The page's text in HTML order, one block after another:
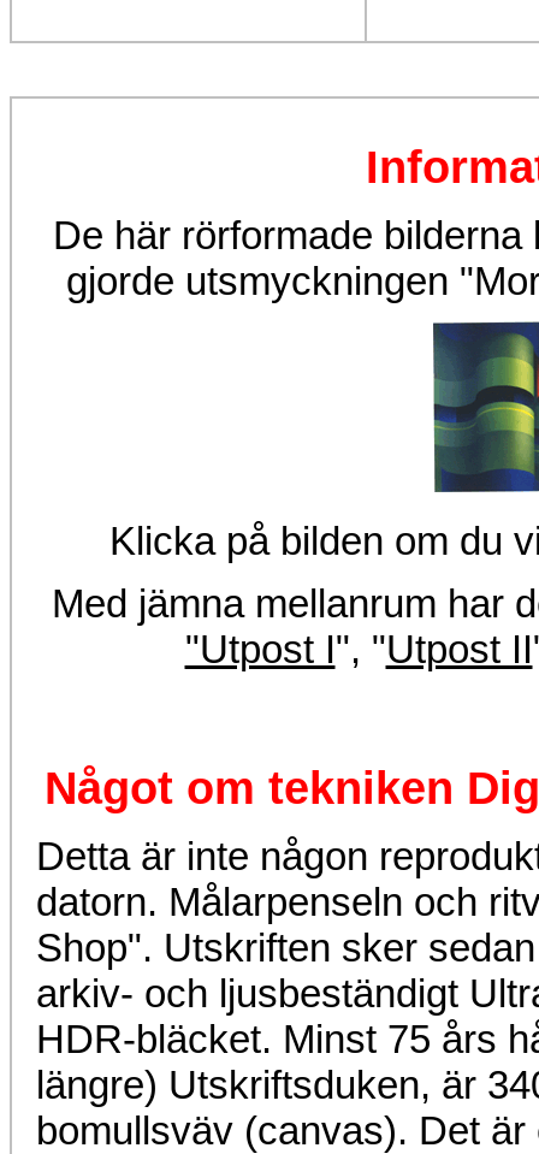
De här rörformade
gjorde utsmyckningen
Klicka på bilden om du
Med jämna mellanrum har
"Utpost I", "Utpost II
Något om tekniken
Detta är inte någon
datorn. Målarpenseln och
Shop". Utskriften sker
arkiv- och ljusbeständigt
HDR-bläcket. Minst 75 års
längre) Utskriftsduken, är
bomullsväv (canvas). Det